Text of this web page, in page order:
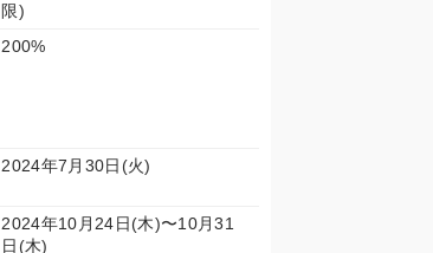
限)
200%
2024年7月30日(火)
2024年10月24日(木)〜10月31
日(木)